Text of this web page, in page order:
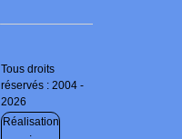
Tous droits
réservés : 2004 -
2026
Réalisation